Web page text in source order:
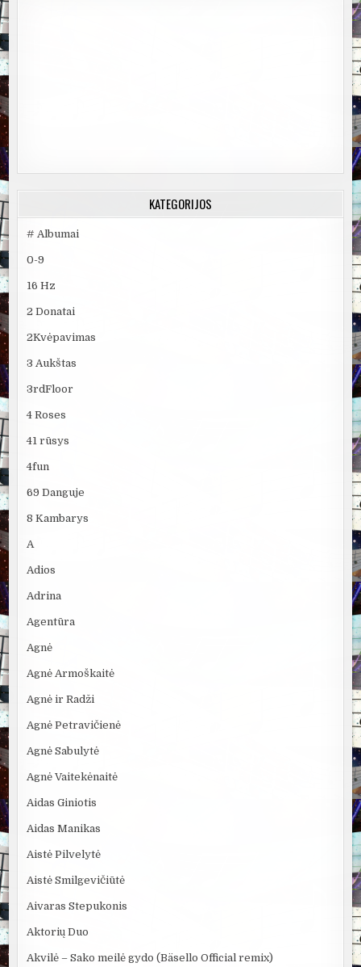
KATEGORIJOS
# Albumai
0-9
16 Hz
2 Donatai
2Kvėpavimas
3 Aukštas
3rdFloor
4 Roses
41 rūsys
4fun
69 Danguje
8 Kambarys
A
Adios
Adrina
Agentūra
Agnė
Agnė Armoškaitė
Agnė ir Radži
Agnė Petravičienė
Agnė Sabulytė
Agnė Vaitekėnaitė
Aidas Giniotis
Aidas Manikas
Aistė Pilvelytė
Aistė Smilgevičiūtė
Aivaras Stepukonis
Aktorių Duo
Akvilė – Sako meilė gydo (Bäsello Official remix)